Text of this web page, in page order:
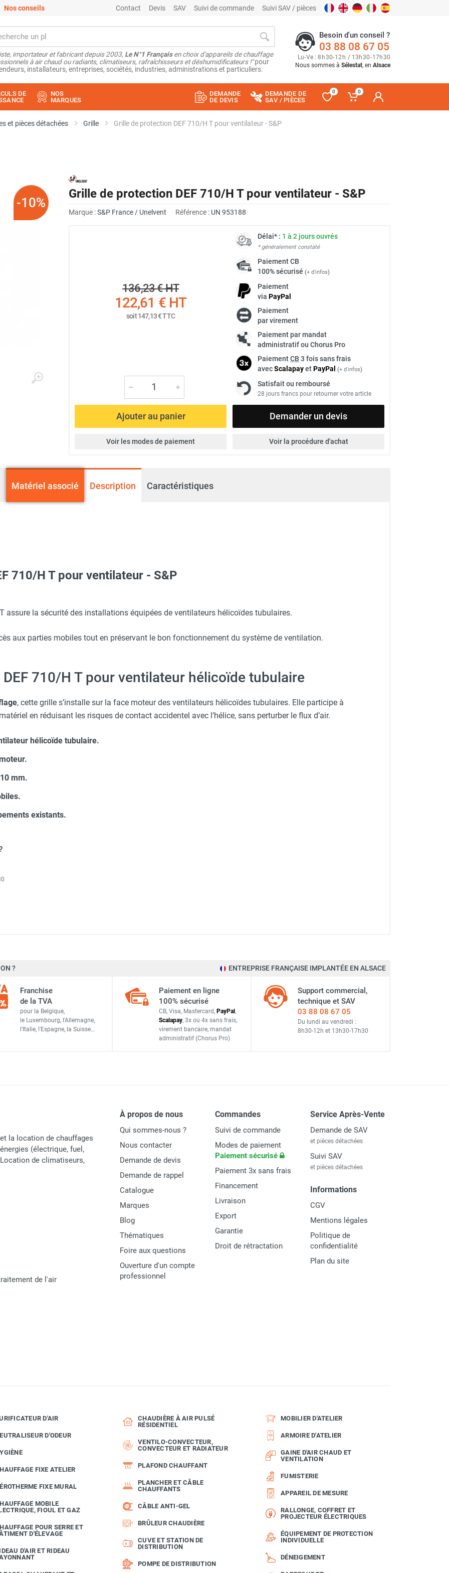
Nos conseils Contact Devis SAV Suivi de commande Suivi SAV / pièces
importateur et fabricant depuis 2003, Le N°1 Françaisen choix d'appareils de chauffage
à air chaud ou radiants, climatiseurs, rafraîchisseurs et déshumidificateurs !"pour
installateurs, entreprises, sociétés, industries, administrations et particuliers.
Besoin d'un conseil ?
03 88 08 67 05
Lu-Ve : 8h30-12h / 13h30-17h30
Nous sommes à Sélestat, en Alsace
DE
NOS
MARQUES
DEMANDE
DE DEVIS
DEMANDE DE
SAV / PIÈCES
0 0
et pièces détachées Grille Grille de protection DEF 710/H T pour ventilateur - S&P
-10%
Grille de protection DEF 710/H T pour ventilateur - S&P
Marque :S&P France / Unelvent Référence : UN 953188
136,23 €HT
122,61 €HT
soit147,13 €TTC
Délai* : 1 à 2 jours ouvrés
* généralement constaté
PaiementCB
100% sécurisé (+ d'infos)
Paiement
via PayPal
Paiement
par virement
Paiement par mandat
administratif ou Chorus Pro
PaiementCB 3 fois sans frais
avecScalapayetPayPal (+ d'infos)
Satisfait ou remboursé
28 jours francs pour retourner votre article
Ajouter au panier Demander un devis
Voir les modes de paiement Voir la procédure d'achat
Matériel associé Description Caractéristiques
hélicoïde tubulaire TCBT/4-710/H - Triphasé 4 pôles - S&P
710/H T pour ventilateur - S&P
assure la sécurité des installations équipées de ventilateurs hélicoïdes tubulaires.
aux parties mobiles tout en préservant le bon fonctionnement du système de ventilation.
710/H T pour ventilateur hélicoïde tubulaire
, cette grille s’installe sur la face moteur des ventilateurs hélicoïdes tubulaires. Elle participe à
en réduisant les risques de contact accidentel avec l’hélice, sans perturber le flux d’air.
hélicoïde tubulaire.
mm.
existants.
953188
Espagne
8413893125330
? ENTREPRISE FRANÇAISE IMPLANTÉE EN ALSACE
Franchise
de la TVA
pour la Belgique,
le Luxembourg, l'Allemagne,
l'Italie, l'Espagne, la Suisse…
Paiement en ligne
100% sécurisé
CB, Visa, Mastercard, PayPal ,
Scalapay, 3x ou 4x sans frais,
virement bancaire, mandat
administratif (Chorus Pro)
Support commercial,
technique et SAV
03 88 08 67 05
Du lundi au vendredi :
8h30-12h et 13h30-17h30
la location de chauffages
(électrique, fuel,
de climatiseurs,
de l'air
À propos de nous
Qui sommes-nous ?
Nous contacter
Demande de devis
Demande de rappel
Catalogue
Marques
Blog
Thématiques
Foire aux questions
Ouverture d'un compte
professionnel
Commandes
Suivi de commande
Modes de paiement
Paiement sécurisé
Paiement 3x sans frais
Financement
Livraison
Export
Garantie
Droit de rétractation
Service Après-Vente
Demande de SAV
et pièces détachées
Suivi SAV
et pièces détachées
Informations
CGV
Mentions légales
Politique de
confidentialité
Plan du site
D'AIR
D'ODEUR
FIXE ATELIER
FIXE MURAL
MOBILE
FIOUL ET GAZ
POUR SERRE ET
D'ÉLEVAGE
D'AIR ET RIDEAU
CHAUDIÈRE À AIR PULSÉ
RÉSIDENTIEL
VENTILO-CONVECTEUR,
CONVECTEUR ET RADIATEUR
PLAFOND CHAUFFANT
PLANCHER ET CÂBLE
CHAUFFANTS
CÂBLE ANTI-GEL
BRÛLEUR CHAUDIÈRE
CUVE ET STATION DE
DISTRIBUTION
POMPE DE DISTRIBUTION
MOBILIER D'ATELIER
ARMOIRE D'ATELIER
GAINE D'AIR CHAUD ET
VENTILATION
FUMISTERIE
APPAREIL DE MESURE
RALLONGE, COFFRET ET
PROJECTEUR ÉLECTRIQUES
ÉQUIPEMENT DE PROTECTION
INDIVIDUELLE
DÉNEIGEMENT